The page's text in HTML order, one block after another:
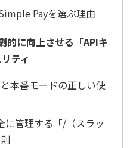
Payを選ぶ理由
的に向上させる「APIキ
ティ
本番モードの正しい使
に管理する「/（スラッ